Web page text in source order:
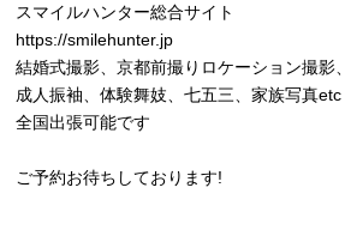
スマイルハンター総合サイト
https://smilehunter.jp
結婚式撮影、京都前撮りロケーション撮影、
成人振袖、体験舞妓、七五三、家族写真etc
全国出張可能です
ご予約お待ちしております!